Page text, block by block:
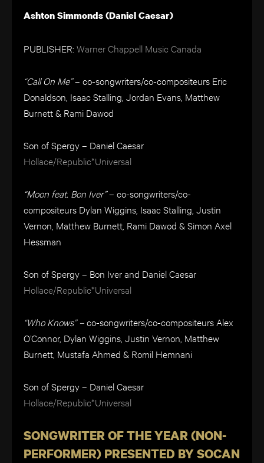
Ashton Simmonds (Daniel Caesar)
PUBLISHER: Warner Chappell Music Canada
“Call On Me”– co-songwriters/co-compositeurs Eric
Donaldson, Isaac Stalling, Jordan Evans, Matthew
Burnett & Rami Dawod
Son of Spergy – Daniel Caesar
Hollace/Republic*Universal
“Moon feat. Bon Iver”– co-songwriters/co-
compositeurs Dylan Wiggins, Isaac Stalling, Justin
Vernon, Matthew Burnett, Rami Dawod & Simon Axel
Hessman
Son of Spergy – Bon Iver and Daniel Caesar
Hollace/Republic*Universal
“Who Knows” –co-songwriters/co-compositeurs Alex
O’Connor, Dylan Wiggins, Justin Vernon, Matthew
Burnett, Mustafa Ahmed & Romil Hemnani
Son of Spergy – Daniel Caesar
Hollace/Republic*Universal
SONGWRITER OF THE YEAR (NON-
PERFORMER) PRESENTED BY SOCAN